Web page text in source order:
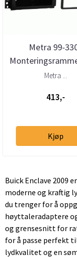
Metra 99-
GM Multikit
Metra ...
413,-
Kjøp
Buick Enclave 2009
moderne og kraftig
du trenger for å
høyttaleradaptere
og grensesnitt for
for å passe perfekt
lydkvalitet og en